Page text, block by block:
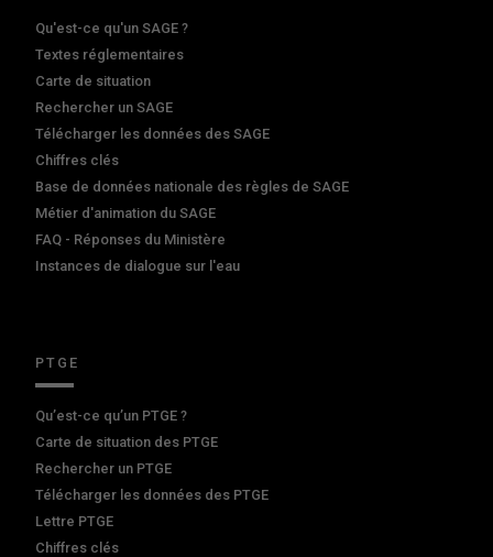
Qu'est-ce qu'un SAGE ?
Textes réglementaires
Carte de situation
Rechercher un SAGE
Télécharger les données des SAGE
Chiffres clés
Base de données nationale des règles de SAGE
Métier d'animation du SAGE
FAQ - Réponses du Ministère
Instances de dialogue sur l'eau
PTGE
Qu’est-ce qu’un PTGE ?
Carte de situation des PTGE
Rechercher un PTGE
Télécharger les données des PTGE
Lettre PTGE
Chiffres clés